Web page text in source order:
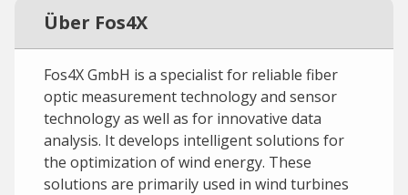
Über Fos4X
Fos4X GmbH is a specialist for reliable fiber
optic measurement technology and sensor
technology as well as for innovative data
analysis. It develops intelligent solutions for
the optimization of wind energy. These
solutions are primarily used in wind turbines